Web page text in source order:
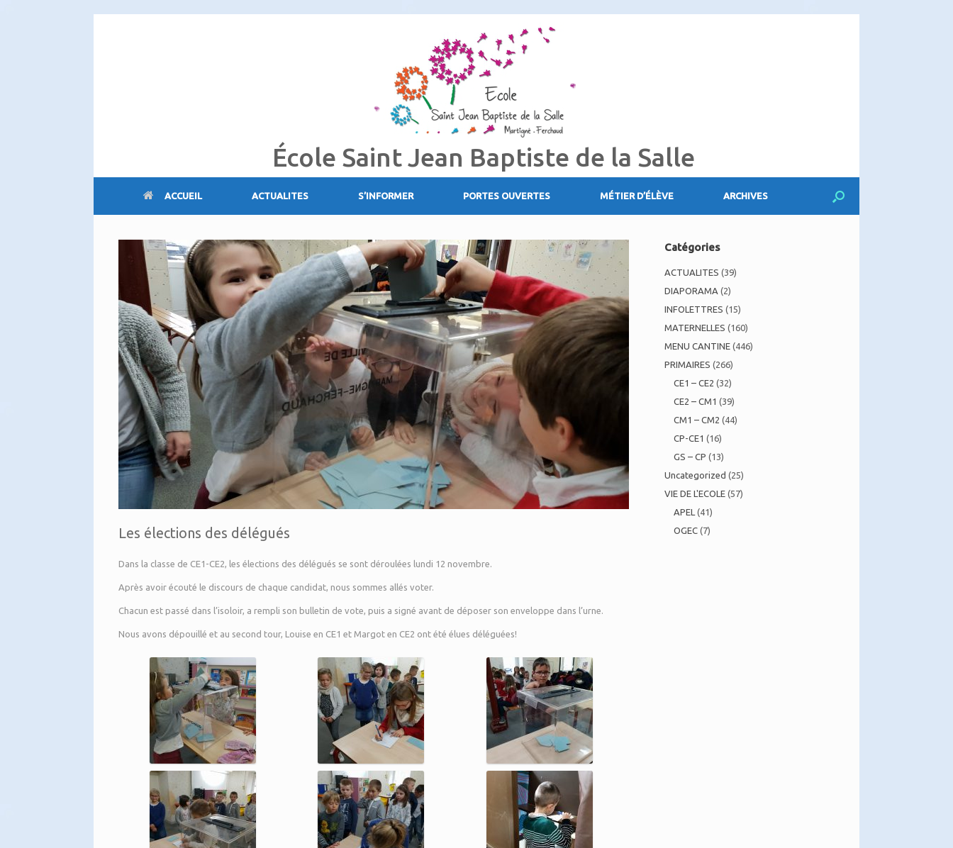
École Saint Jean Baptiste de la Salle
ACCUEIL ACTUALITES S’INFORMER PORTES OUVERTES MÉTIER D’ÉLÈVE ARCHIVES
Les élections des délégués
Dans la classe de CE1-CE2, les élections des délégués se sont déroulées lundi 12 novembre.
Après avoir écouté le discours de chaque candidat, nous sommes allés voter.
Chacun est passé dans l’isoloir, a rempli son bulletin de vote, puis a signé avant de déposer son enveloppe dans l’urne.
Nous avons dépouillé et au second tour, Louise en CE1 et Margot en CE2 ont été élues déléguées!
Catégories
ACTUALITES (39)
DIAPORAMA (2)
INFOLETTRES (15)
MATERNELLES (160)
MENU CANTINE (446)
PRIMAIRES (266)
CE1 – CE2 (32)
CE2 – CM1 (39)
CM1 – CM2 (44)
CP-CE1 (16)
GS – CP (13)
Uncategorized (25)
VIE DE L'ECOLE (57)
APEL (41)
OGEC (7)